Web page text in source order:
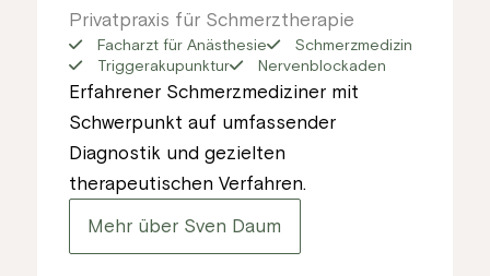
Privatpraxis für Schmerztherapie
Facharzt für Anästhesie
Schmerzmedizin
Triggerakupunktur
Nervenblockaden
Erfahrener Schmerzmediziner mit
Schwerpunkt auf umfassender
Diagnostik und gezielten
therapeutischen Verfahren.
Mehr über Sven Daum